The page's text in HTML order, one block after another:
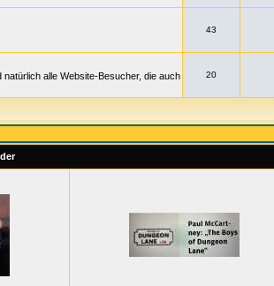
43
alle Website-Besucher, die auch
20